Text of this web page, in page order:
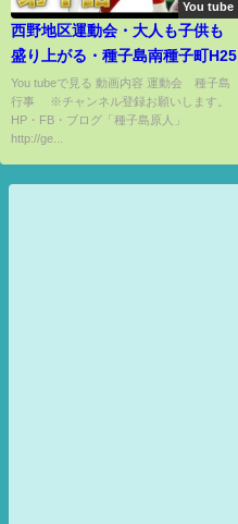
You tube
西野地区運動会・大人も子供も
盛り上がる・種子島南種子町H25
You tubeで見る 動画内容 運動会 種子島
行事 ※チャンネル登録お願いします。
HP・FB・ブログ「種子島原人」
http://ge...